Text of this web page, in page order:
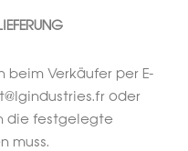
beim Verkäufer per E-
oder
die festgelegte
muss.